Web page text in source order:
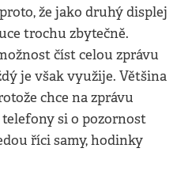
že jako druhý displej
trochu zbytečně.
číst celou zprávu
je však využije. Většina
chce na zprávu
si o pozornost
říci samy, hodinky